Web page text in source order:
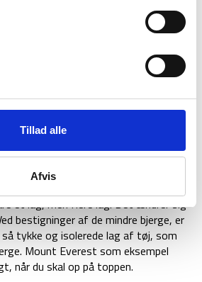
Tillad alle
Afvis
alt udstyr man skal overveje og have
det ikke er alle bjerge, som har
lavet endybdegående liste
er det utrolig vigtigt at holde varmen.
et lag, men flere lag. Det ændrer sig
bestigninger af de mindre bjerge, er
tykke og isolerede lag af tøj, som
Mount Everest som eksempel
når du skal op på toppen.